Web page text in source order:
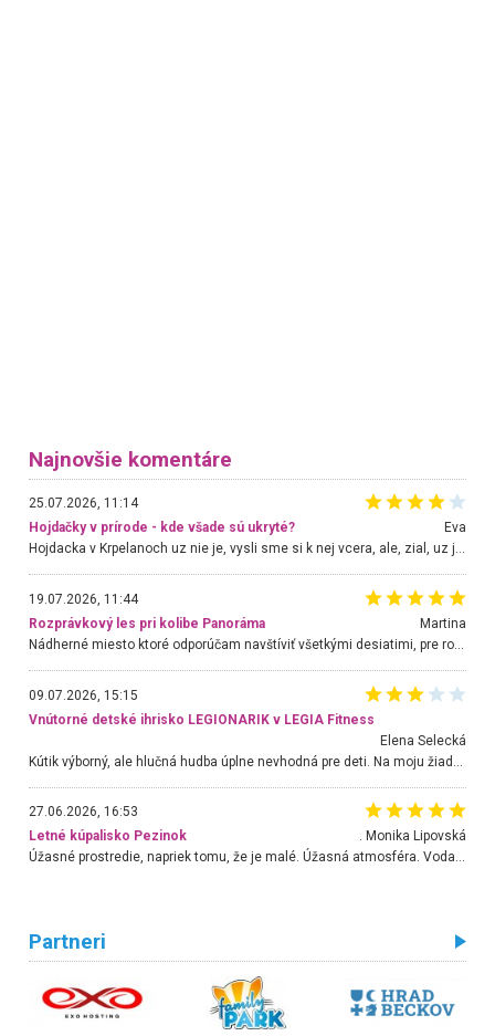
Najnovšie komentáre
25.07.2026, 11:14
Hojdačky v prírode - kde všade sú ukryté?
Eva
Hojdacka v Krpelanoch uz nie je, vysli sme si k nej vcera, ale, zial, uz je znicena. Ak sem planujete cestu len kvoli hojdacke, mozete si ju usetrit. Krasny vyhlad je tu vsak aj bez hojdacky :-)
19.07.2026, 11:44
Rozprávkový les pri kolibe Panoráma
Martina
Nádherné miesto ktoré odporúčam navštíviť všetkými desiatimi, pre rodiny s deťmi, dôchodcom... Proste a jednoducho ozaj rozprávkový les.. určite ešte prídeme. Odniesli sme si na pamiatku krásne tričká,
09.07.2026, 15:15
Vnútorné detské ihrisko LEGIONARIK v LEGIA Fitness
Elena Selecká
27.06.2026, 16:53
Letné kúpalisko Pezinok
. Monika Lipovská
Úžasné prostredie, napriek tomu, že je malé. Úžasná atmosféra. Voda fantastická a nádherná. Ľudí je pomerne veľa, ale su mili a ohľaduplní. Je veľmi zaujímavé sledovať, ako dokážu spolu športovať cudzí ľudia a bez ohľadu na vek. Vládne tu pohoda. Vnuka neviem dostať z vody. Ďakujem za krásny deň . Urcite sa sem vrátim. Jediný problém je s parkovaním, ale aj ten sa mi podarilo vyriešiť. Monika Bratislava
Partneri